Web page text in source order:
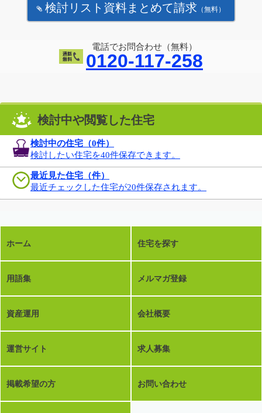
検討リスト資料まとめて請求 （無料）
電話でお問合わせ（無料）
0120-117-258
検討中や閲覧した住宅
検討中の住宅（0件）
検討したい住宅を40件保存できます。
最近見た住宅（件）
最近チェックした住宅が20件保存されます。
ホーム 住宅を探す
用語集 メルマガ登録
資産運用 会社概要
運営サイト 求人募集
掲載希望の方 お問い合わせ